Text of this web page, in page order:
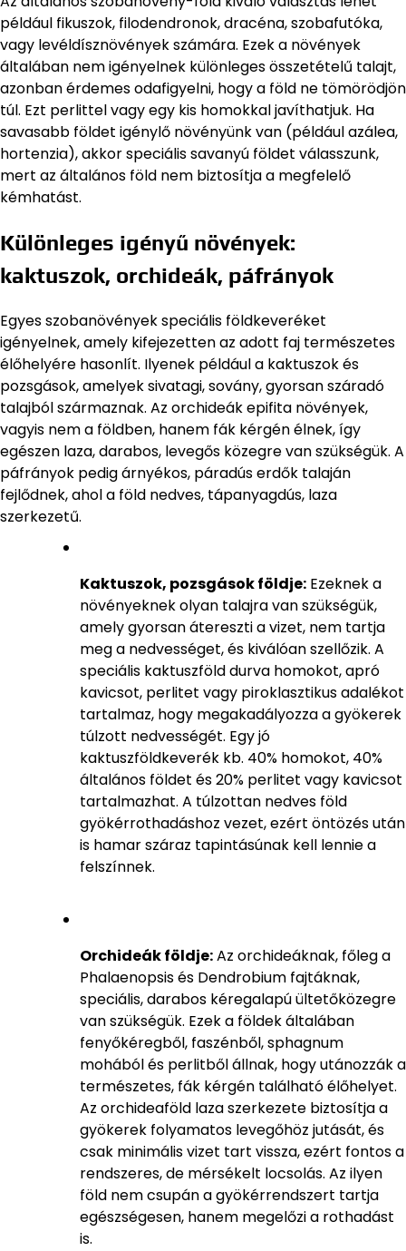
például fikuszok, filodendronok, dracéna, szobafutóka,
vagy levéldísznövények számára. Ezek a növények
általában nem igényelnek különleges összetételű talajt,
azonban érdemes odafigyelni, hogy a föld ne tömörödjön
túl. Ezt perlittel vagy egy kis homokkal javíthatjuk. Ha
savasabb földet igénylő növényünk van (például azálea,
hortenzia), akkor speciális savanyú földet válasszunk,
mert az általános föld nem biztosítja a megfelelő
kémhatást.
Különleges igényű növények:
kaktuszok, orchideák, páfrányok
Egyes szobanövények speciális földkeveréket
igényelnek, amely kifejezetten az adott faj természetes
élőhelyére hasonlít. Ilyenek például a kaktuszok és
pozsgások, amelyek sivatagi, sovány, gyorsan száradó
talajból származnak. Az orchideák epifita növények,
vagyis nem a földben, hanem fák kérgén élnek, így
egészen laza, darabos, levegős közegre van szükségük. A
páfrányok pedig árnyékos, páradús erdők talaján
fejlődnek, ahol a föld nedves, tápanyagdús, laza
szerkezetű.
Kaktuszok, pozsgások földje: Ezeknek a
növényeknek olyan talajra van szükségük,
amely gyorsan átereszti a vizet, nem tartja
meg a nedvességet, és kiválóan szellőzik. A
speciális kaktuszföld durva homokot, apró
kavicsot, perlitet vagy piroklasztikus adalékot
tartalmaz, hogy megakadályozza a gyökerek
túlzott nedvességét. Egy jó
kaktuszföldkeverék kb. 40% homokot, 40%
általános földet és 20% perlitet vagy kavicsot
tartalmazhat. A túlzottan nedves föld
gyökérrothadáshoz vezet, ezért öntözés után
is hamar száraz tapintásúnak kell lennie a
felszínnek.
Orchideák földje:Az orchideáknak, főleg a
Phalaenopsis és Dendrobium fajtáknak,
speciális, darabos kéregalapú ültetőközegre
van szükségük. Ezek a földek általában
fenyőkéregből, faszénből, sphagnum
mohából és perlitből állnak, hogy utánozzák a
természetes, fák kérgén található élőhelyet.
Az orchideaföld laza szerkezete biztosítja a
gyökerek folyamatos levegőhöz jutását, és
csak minimális vizet tart vissza, ezért fontos a
rendszeres, de mérsékelt locsolás. Az ilyen
föld nem csupán a gyökérrendszert tartja
egészségesen, hanem megelőzi a rothadást
is.